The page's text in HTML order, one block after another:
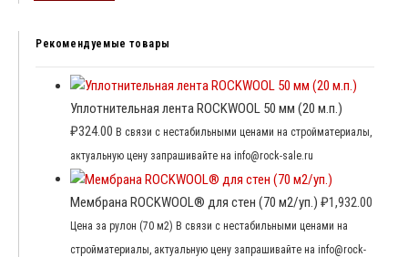
Рекомендуемые товары
Уплотнительная лента ROCKWOOL 50 мм (20 м.п.)
₽324.00 В связи с нестабильными ценами на стройматериалы,
актуальную цену запрашивайте на info@rock-sale.ru
Мембрана ROCKWOOL® для стен (70 м2/уп.) ₽1,932.00
Цена за рулон (70 м2) В связи с нестабильными ценами на
стройматериалы, актуальную цену запрашивайте на info@rock-